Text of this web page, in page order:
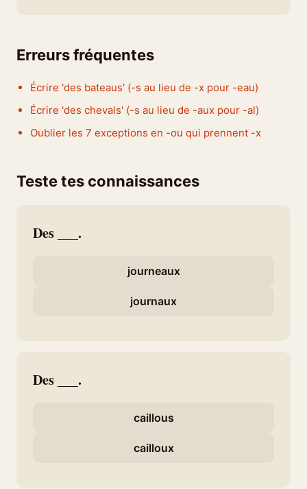
Erreurs fréquentes
Écrire 'des bateaus' (-s au lieu de -x pour -eau)
Écrire 'des chevals' (-s au lieu de -aux pour -al)
Oublier les 7 exceptions en -ou qui prennent -x
Teste tes connaissances
Des ___.
journeaux
journaux
Des ___.
caillous
cailloux